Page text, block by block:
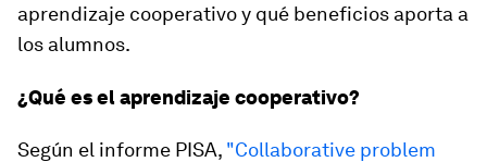
aprendizaje cooperativo y qué beneficios aporta a
los alumnos.
¿Qué es el aprendizaje cooperativo?
Según el informe PISA, "Collaborative problem